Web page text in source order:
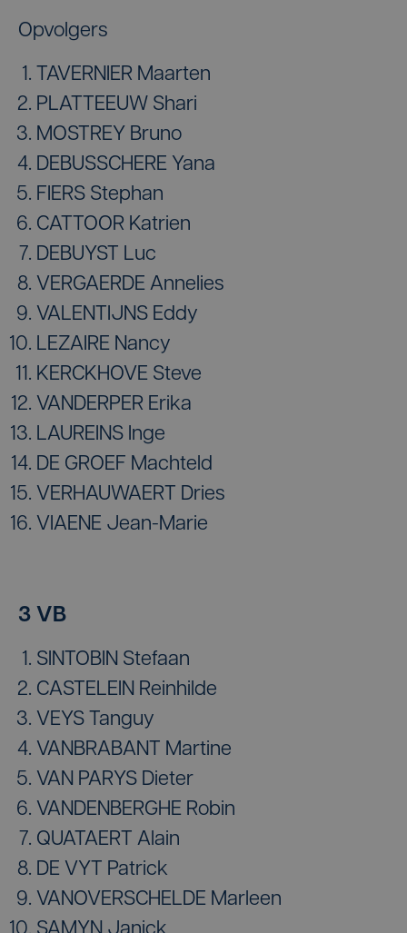
Opvolgers
TAVERNIER Maarten
PLATTEEUW Shari
MOSTREY Bruno
DEBUSSCHERE Yana
FIERS Stephan
CATTOOR Katrien
DEBUYST Luc
VERGAERDE Annelies
VALENTIJNS Eddy
LEZAIRE Nancy
KERCKHOVE Steve
VANDERPER Erika
LAUREINS Inge
DE GROEF Machteld
VERHAUWAERT Dries
VIAENE Jean-Marie
3 VB
SINTOBIN Stefaan
CASTELEIN Reinhilde
VEYS Tanguy
VANBRABANT Martine
VAN PARYS Dieter
VANDENBERGHE Robin
QUATAERT Alain
DE VYT Patrick
VANOVERSCHELDE Marleen